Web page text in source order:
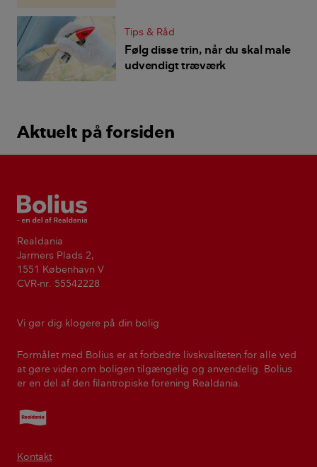
Tips & Råd
Følg disse trin, når du skal male
udvendigt træværk
Aktuelt på forsiden
Bolius
Realdania
Jarmers Plads 2,
1551 København V
CVR-nr. 55542228
Vi gør dig klogere på din bolig
Formålet med Bolius er at forbedre livskvaliteten for alle ved
at gøre viden om boligen tilgængelig og anvendelig. Bolius
er en del af den filantropiske forening Realdania.
Realdania
Kontakt